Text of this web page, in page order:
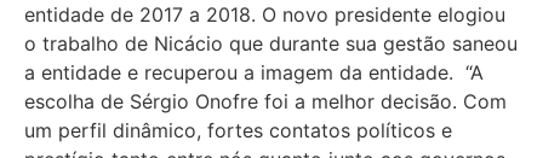
entidade de 2017 a 2018. O novo presidente elogiou
o trabalho de Nicácio que durante sua gestão saneou
a entidade e recuperou a imagem da entidade. “A
escolha de Sérgio Onofre foi a melhor decisão. Com
um perfil dinâmico, fortes contatos políticos e